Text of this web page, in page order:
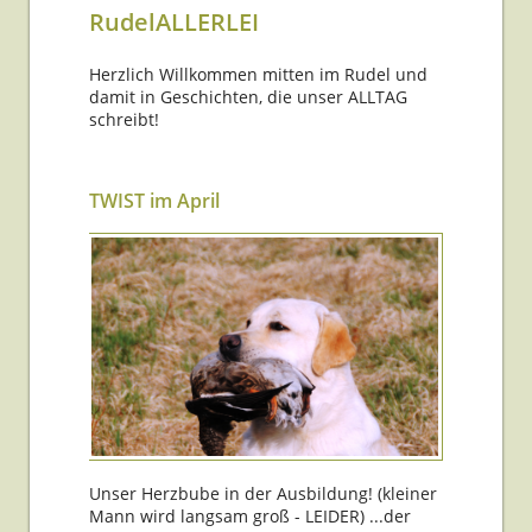
RudelALLERLEI
Herzlich Willkommen mitten im Rudel und
damit in Geschichten, die unser ALLTAG
schreibt!
TWIST im April
Unser Herzbube in der Ausbildung! (kleiner
Mann wird langsam groß - LEIDER) ...der